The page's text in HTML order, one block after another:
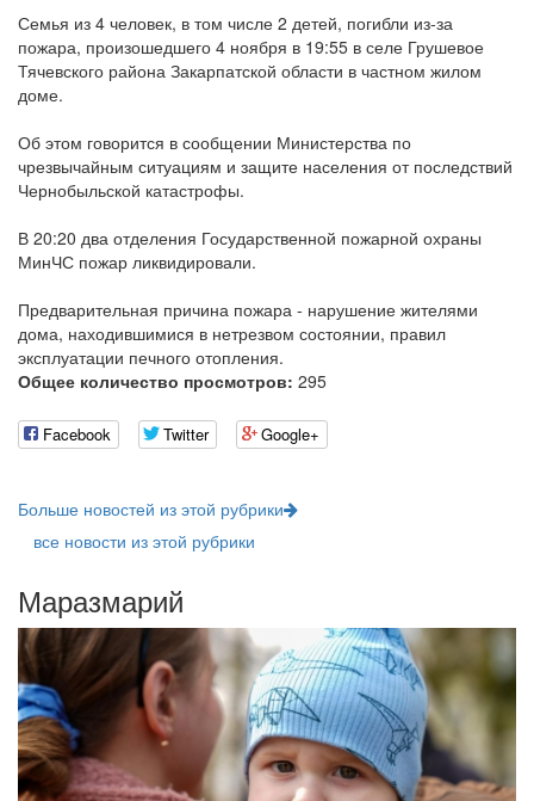
Семья из 4 человек, в том числе 2 детей, погибли из-за
пожара, произошедшего 4 ноября в 19:55 в селе Грушевое
Тячевского района Закарпатской области в частном жилом
доме.
Об этом говорится в сообщении Министерства по
чрезвычайным ситуациям и защите населения от последствий
Чернобыльской катастрофы.
В 20:20 два отделения Государственной пожарной охраны
МинЧС пожар ликвидировали.
Предварительная причина пожара - нарушение жителями
дома, находившимися в нетрезвом состоянии, правил
эксплуатации печного отопления.
Общее количество просмотров: 295
Facebook Twitter Google+
Больше новостей из этой рубрики
все новости из этой рубрики
Маразмарий